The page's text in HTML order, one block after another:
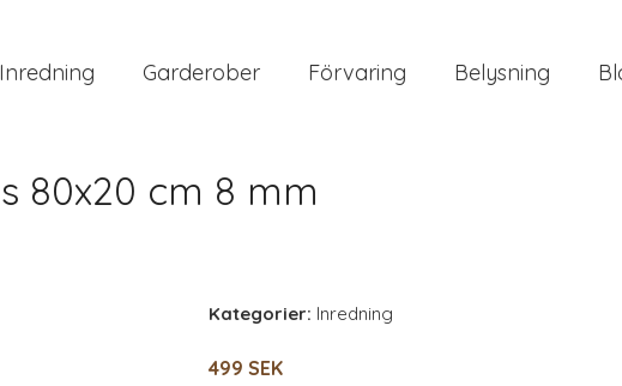
Inredning Garderober Förvaring Belysning
80x20 cm 8 mm
Kategorier: Inredning
499 SEK